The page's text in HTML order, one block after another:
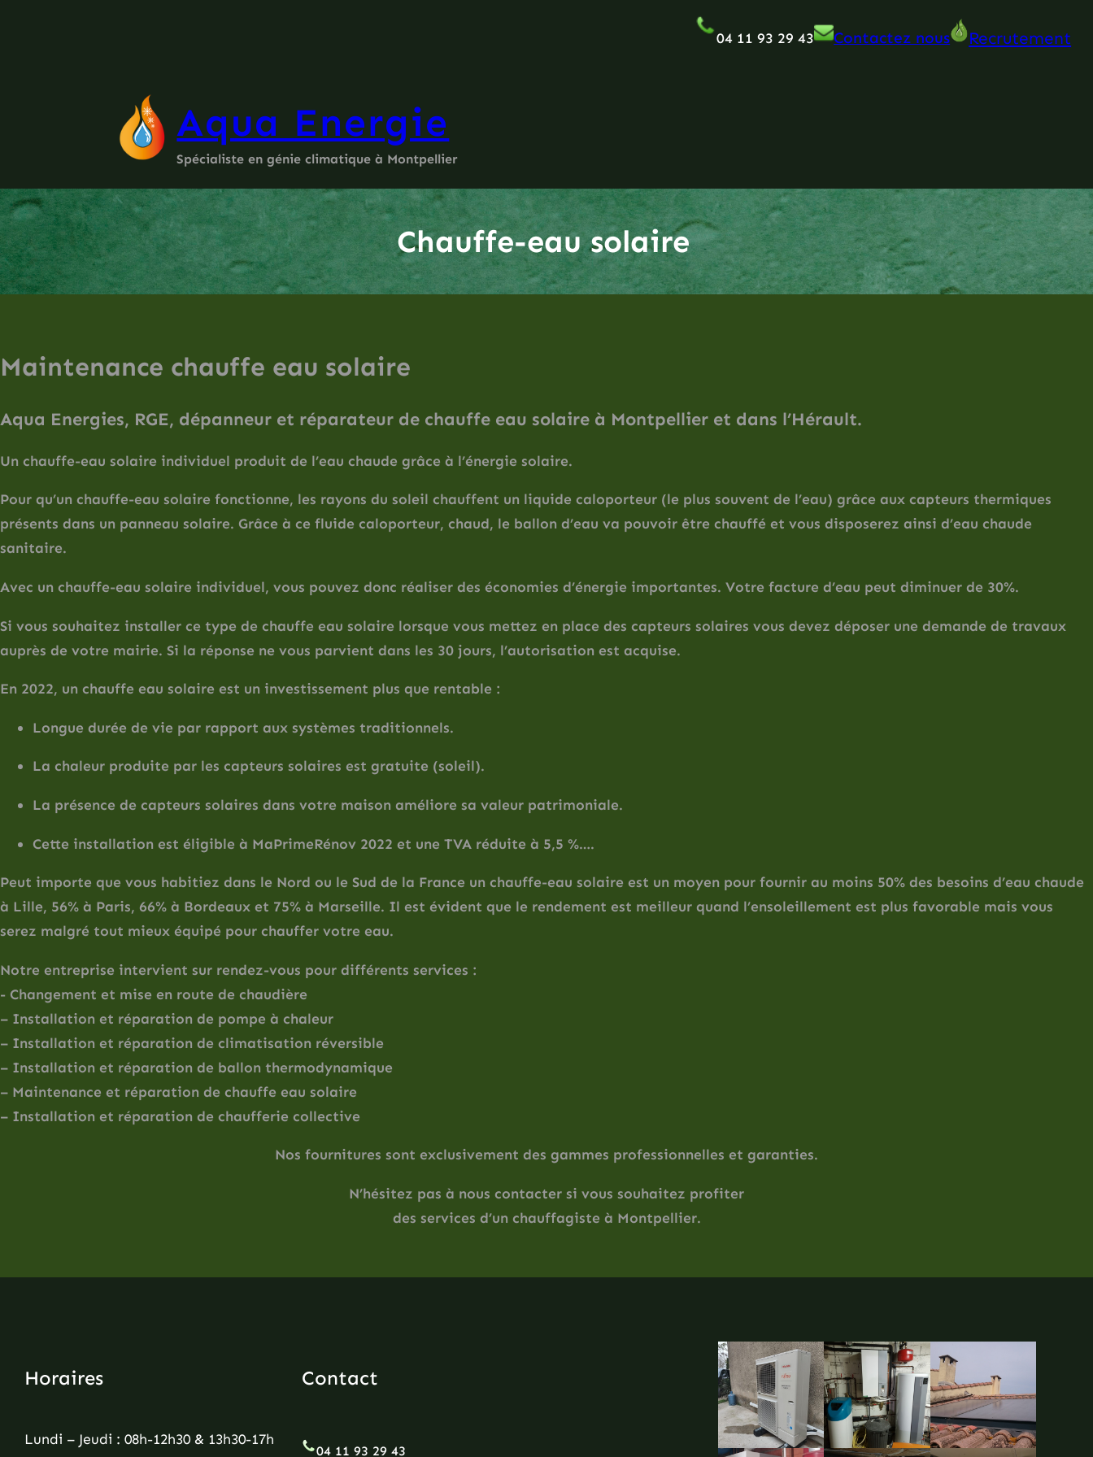
04 11 93 29 43 Contactez nous Recrutement
Aqua Energie
Spécialiste en génie climatique à Montpellier
Chauffe-eau solaire
Maintenance chauffe eau solaire
Aqua Energies, RGE, dépanneur et réparateur de chauffe eau solaire à Montpellier et dans l’Hérault.
Un chauffe-eau solaire individuel produit de l’eau chaude grâce à l’énergie solaire.
Pour qu’un chauffe-eau solaire fonctionne, les rayons du soleil chauffent un liquide caloporteur (le plus souvent de l’eau) grâce aux capteurs thermiques
présents dans un panneau solaire. Grâce à ce fluide caloporteur, chaud, le ballon d’eau va pouvoir être chauffé et vous disposerez ainsi d’eau chaude
sanitaire.
Avec un chauffe-eau solaire individuel, vous pouvez donc réaliser des économies d’énergie importantes. Votre facture d’eau peut diminuer de 30%.
Si vous souhaitez installer ce type de chauffe eau solaire lorsque vous mettez en place des capteurs solaires vous devez déposer une demande de travaux
auprès de votre mairie. Si la réponse ne vous parvient dans les 30 jours, l’autorisation est acquise.
En 2022, un chauffe eau solaire est un investissement plus que rentable :
Longue durée de vie par rapport aux systèmes traditionnels.
La chaleur produite par les capteurs solaires est gratuite (soleil).
La présence de capteurs solaires dans votre maison améliore sa valeur patrimoniale.
Cette installation est éligible à MaPrimeRénov 2022 et une TVA réduite à 5,5 %….
Peut importe que vous habitiez dans le Nord ou le Sud de la France un chauffe-eau solaire est un moyen pour fournir au moins 50% des besoins d’eau chaude
à Lille, 56% à Paris, 66% à Bordeaux et 75% à Marseille. Il est évident que le rendement est meilleur quand l’ensoleillement est plus favorable mais vous
serez malgré tout mieux équipé pour chauffer votre eau.
Notre entreprise intervient sur rendez-vous pour différents services :
​- Changement et mise en route de chaudière
– Installation et réparation de pompe à chaleur
– Installation et réparation de climatisation réversible
– Installation et réparation de ballon thermodynamique
– Maintenance et réparation de chauffe eau solaire
– Installation et réparation de chaufferie collective
Nos fournitures sont exclusivement des gammes professionnelles et garanties.
N’hésitez pas à nous contacter si vous souhaitez profiter
des services d’un chauffagiste à Montpellier.
Horaires
Lundi – Jeudi : 08h-12h30 & 13h30-17h
Contact
04 11 93 29 43